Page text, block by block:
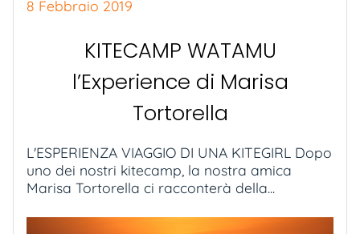
8 Febbraio 2019
KITECAMP WATAMU
l’Experience di Marisa
Tortorella
L'ESPERIENZA VIAGGIO DI UNA KITEGIRL Dopo
uno dei nostri kitecamp, la nostra amica
Marisa Tortorella ci racconterà della...